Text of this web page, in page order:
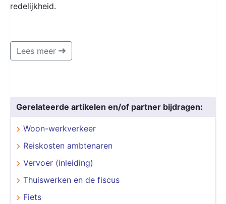
redelijkheid.
Lees meer
Gerelateerde artikelen en/of partner bijdragen:
Woon-werkverkeer
Reiskosten ambtenaren
Vervoer (inleiding)
Thuiswerken en de fiscus
Fiets